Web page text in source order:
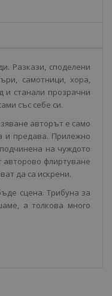
Разкази, споделени
самотници, хора,
и станали прозрачни
със себе си.
авторът е само
и предава. Прилежно
на чуждото
флиртуване
да са искрени.
сцена. Трибуна за
а толкова много